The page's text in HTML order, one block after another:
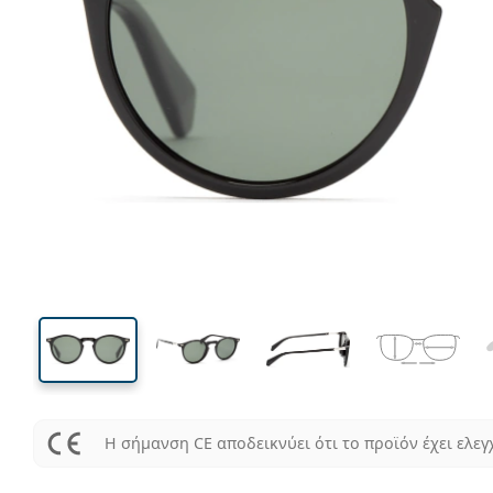
41 mm
Ύψος φακού
47 mm
Μήκος φακού
Η σήμανση CE αποδεικνύει ότι το προϊόν έχει